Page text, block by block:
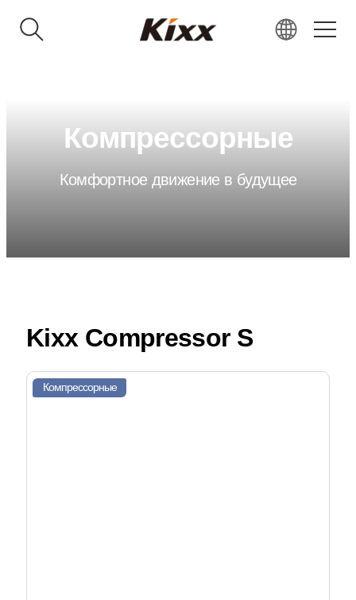
VN
Компрессорные
Комфортное движение в будущее
Kixx Compressor S
Компрессорные